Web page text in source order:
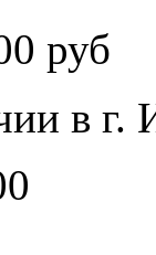
руб
в г.